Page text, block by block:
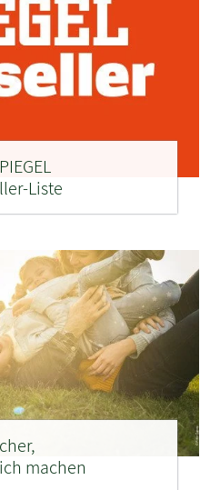
Liste
machen